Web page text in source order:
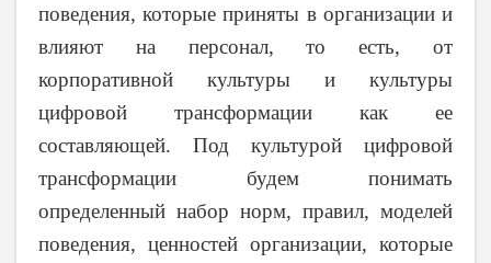
поведения, которые приняты в организации и
влияют на персонал, то есть, от
корпоративной культуры и культуры
цифровой трансформации как ее
составляющей. Под культурой цифровой
трансформации будем понимать
определенный набор норм, правил, моделей
поведения, ценностей организации, которые